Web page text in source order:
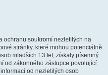
ochranu soukromí nezletilých na
stránky, které mohou potenciálně
mladších 13 let, získaly písemný
od zákonného zástupce povolující
od nezletilých osob